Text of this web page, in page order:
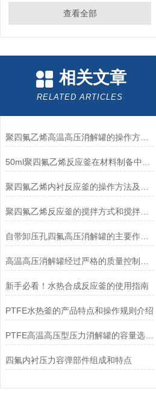
查看全部
相关文章
RELATED ARTICLES
聚四氟乙烯高温高压消解罐的操作方法及注意事项
聚四氟乙烯反应釜的搅拌方式和搅拌效果解析
自带卸压孔四氟高压消解罐的主要作用和操作方法
新手必看！水热合成反应釜的使用指南
PTFE水热釜的产品特点和操作规则介绍
PTFE高温高压型压力消解罐的容量选择和操作注意事项
四氟内衬压力容弹部件组成和特点